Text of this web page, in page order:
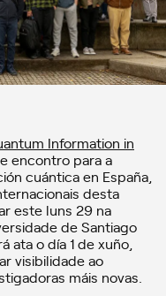
Information in
encontro para a
cuántica en España,
desta
este luns 29 na
de Santiago
ata o día 1 de xuño,
visibilidade ao
máis novas.